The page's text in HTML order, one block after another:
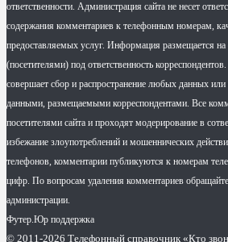
ответственности. Администрация сайта не несет
содержания комментариев к телефонным номерам,
предоставляемых услуг. Информация размещается на
(посетителями) под ответственность
совершает сбор и распространение любых данных
данными, размещаемыми корреспондентами. Все
посетителями сайта и проходят модерирование в
избежание злоупотреблений и мошеннических
телефонов, комментарии публикуются к номерам
цифр. По вопросам удаления комментариев
администрации.
Футер.Юр поддержка
© 2011-2026 Телефонный справочник «Кто